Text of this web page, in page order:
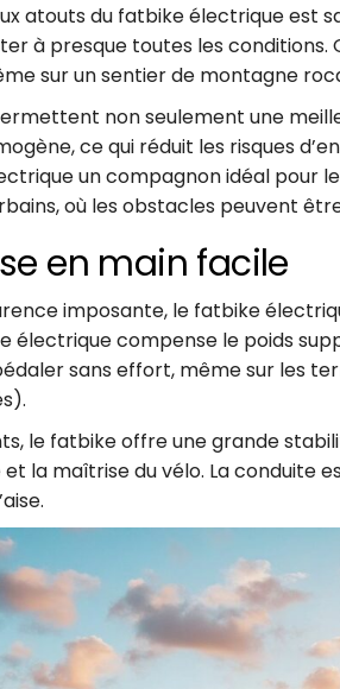
atouts du fatbike électrique est
à presque toutes les conditions.
sur un sentier de montagne
non seulement une
ce qui réduit les risques
un compagnon idéal pour
où les obstacles peuvent
en main facile
imposante, le fatbike
électrique compense le poids
sans effort, même sur les
le fatbike offre une grande
et la maîtrise du vélo. La conduite